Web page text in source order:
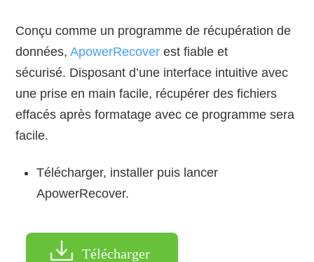
Conçu comme un programme de récupération de
données,ApowerRecover est fiable et
sécurisé. Disposant d’une interface intuitive avec
une prise en main facile, récupérer des fichiers
effacés après formatage avec ce programme sera
facile.
Télécharger, installer puis lancer
ApowerRecover.
Télécharger